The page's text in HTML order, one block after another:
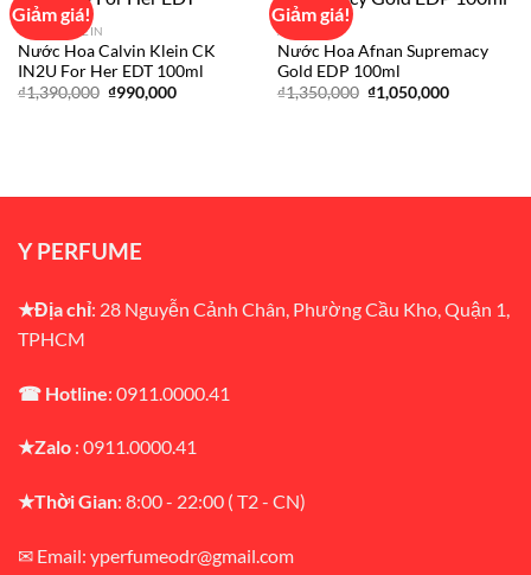
Giảm giá!
Add to
wishlist
CALVIN KLEIN
Nước Hoa Calvin Klein CK
IN2U For Her EDT 100ml
₫1,390,000 Giá
₫990,000Giá
Giảm giá!
Add to
AFNAN
Nước Hoa Afnan Supremacy
Gold EDP 100ml
₫1,350,000 Giá
gốc
₫1,050,000Giá
Y PERFUME
★Địa chỉ: 28 Nguyễn Cảnh Chân, Phường Cầu Kho, Quận 1,
TPHCM
☎ Hotline: 0911.0000.41
★Zalo : 0911.0000.41
★Thời Gian: 8:00 - 22:00 ( T2 - CN)
✉ Email: yperfumeodr@gmail.com